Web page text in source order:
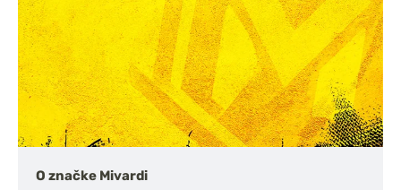
O značke Mivardi